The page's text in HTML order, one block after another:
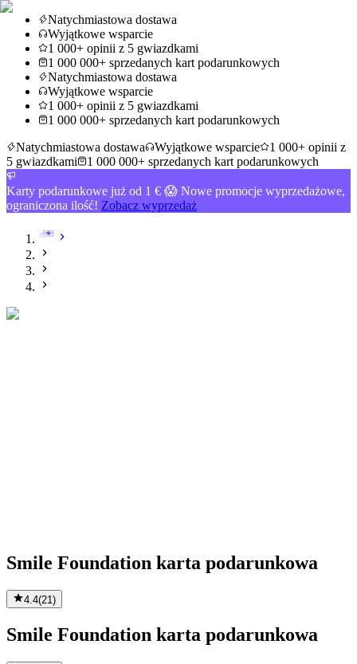
Natychmiastowa dostawa
Wyjątkowe wsparcie
1 000+ opinii z 5 gwiazdkami
1 000 000+ sprzedanych kart podarunkowych
Natychmiastowa dostawa
Wyjątkowe wsparcie
1 000+ opinii z 5 gwiazdkami
1 000 000+ sprzedanych kart podarunkowych
Natychmiastowa dostawa
Wyjątkowe wsparcie
1 000+ opinii z
5 gwiazdkami
1 000 000+ sprzedanych kart podarunkowych
Karty podarunkowe już od 1 € 😱 Nowe promocje wyprzedażowe,
ograniczona ilość! Zobacz wyprzedaż
Smile Foundation karta podarunkowa
4.4(21 )
Smile Foundation karta podarunkowa